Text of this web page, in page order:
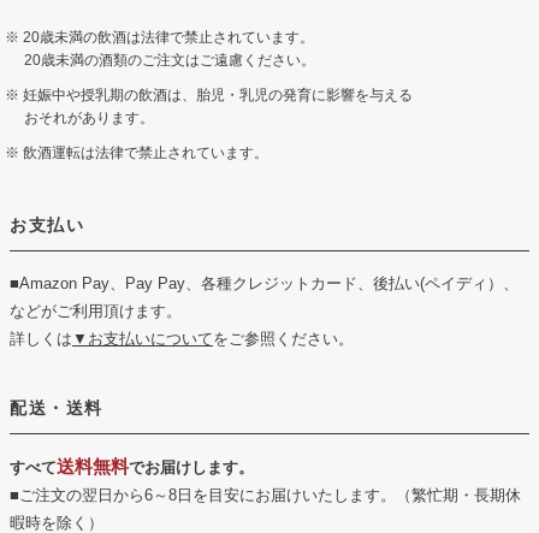
20歳未満の飲酒は法律で禁止されています。
20歳未満の酒類のご注文はご遠慮ください。
妊娠中や授乳期の飲酒は、胎児・乳児の発育に影響を与える
おそれがあります。
飲酒運転は法律で禁止されています。
お支払い
■Amazon Pay、Pay Pay、各種クレジットカード、後払い(ペイディ）、
などがご利用頂けます。
詳しくは ▼お支払いについてをご参照ください。
配送・送料
すべて送料無料でお届けします。
■ご注文の翌日から6～8日を目安にお届けいたします。（繁忙期・長期休
暇時を除く）